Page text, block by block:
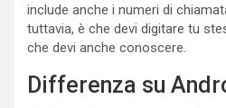
include anche i numeri di
tuttavia, è che devi digitare tu
che devi anche conoscere.
Differenza su